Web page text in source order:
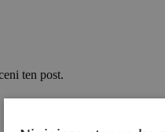
ten post.